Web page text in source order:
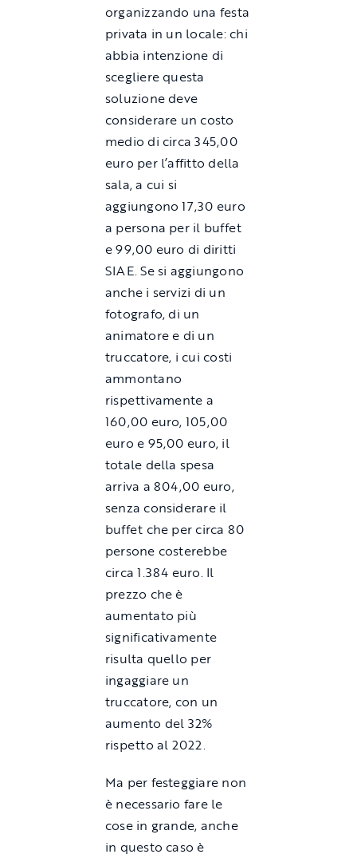
organizzando una festa
privata in un locale: chi
abbia intenzione di
scegliere questa
soluzione deve
considerare un costo
medio di circa 345,00
euro per l’affitto della
sala, a cui si
aggiungono 17,30 euro
a persona per il buffet
e 99,00 euro di diritti
SIAE. Se si aggiungono
anche i servizi di un
fotografo, di un
animatore e di un
truccatore, i cui costi
ammontano
rispettivamente a
160,00 euro, 105,00
euro e 95,00 euro, il
totale della spesa
arriva a 804,00 euro,
senza considerare il
buffet che per circa 80
persone costerebbe
circa 1.384 euro. Il
prezzo che è
aumentato più
significativamente
risulta quello per
ingaggiare un
truccatore, con un
aumento del 32%
rispetto al 2022.
Ma per festeggiare non
è necessario fare le
cose in grande, anche
in questo caso è